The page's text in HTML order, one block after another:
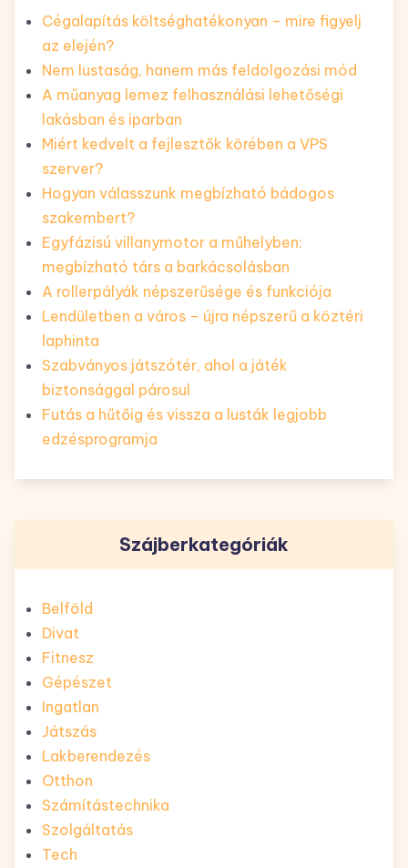
Cégalapítás költséghatékonyan – mire figyelj
az elején?
Nem lustaság, hanem más feldolgozási mód
A műanyag lemez felhasználási lehetőségi
lakásban és iparban
Miért kedvelt a fejlesztők körében a VPS
szerver?
Hogyan válasszunk megbízható bádogos
szakembert?
Egyfázisú villanymotor a műhelyben:
megbízható társ a barkácsolásban
A rollerpályák népszerűsége és funkciója
Lendületben a város – újra népszerű a köztéri
laphinta
Szabványos játszótér, ahol a játék
biztonsággal párosul
Futás a hűtőig és vissza a lusták legjobb
edzésprogramja
Szájberkategóriák
Belföld
Divat
Fitnesz
Gépészet
Ingatlan
Játszás
Lakberendezés
Otthon
Számítástechnika
Szolgáltatás
Tech